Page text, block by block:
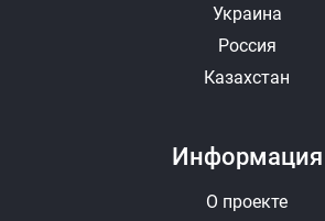
Украина
Россия
Казахстан
Информация
О проекте